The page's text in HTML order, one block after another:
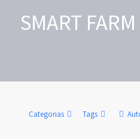
SMART
Categorias Tags